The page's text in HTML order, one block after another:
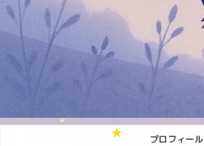
プロフィール